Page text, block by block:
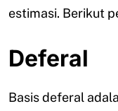
estimasi. Berikut
Deferal
Basis deferal